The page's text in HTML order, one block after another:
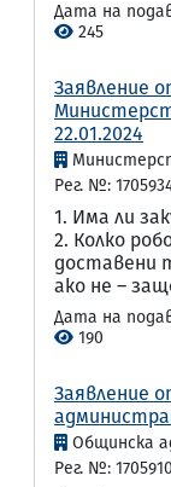
Дата на
245
Заявление
22.01.2024
Рег. №:
1. Има ли
2. Колко
доставени
ако не –
Дата на
190
Заявление
Общинска
Рег. №: